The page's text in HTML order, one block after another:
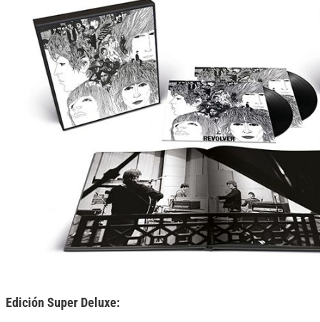
Edición Super Deluxe: